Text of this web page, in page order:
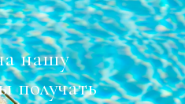
нашу
получать